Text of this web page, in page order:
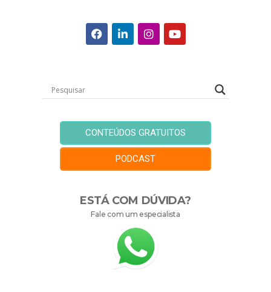
CONTEÚDOS GRATUITOS
PODCAST
ESTÁ COM DÚVIDA?
Fale com um especialista